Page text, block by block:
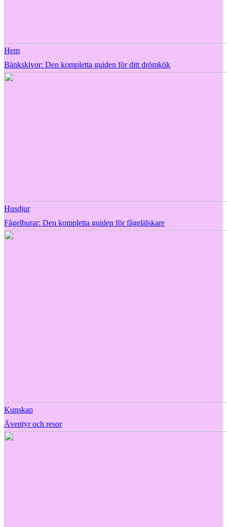
Hem
Bänkskivor: Den kompletta guiden för ditt drömkök
Husdjur
Fågelburar: Den kompletta guiden för fågelälskare
Kunskap
Äventyr och resor